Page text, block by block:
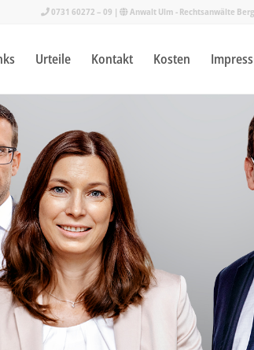
0731 60272 – 09 | Anwalt Ulm - Rechtsanwälte
Urteile Kontakt Kosten